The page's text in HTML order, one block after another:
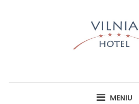
HOTEL
MENIU